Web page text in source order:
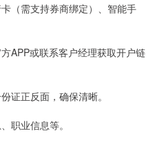
（需支持券商绑定）、智能手
APP或联系客户经理获取开户链
证正反面，确保清晰。
职业信息等。